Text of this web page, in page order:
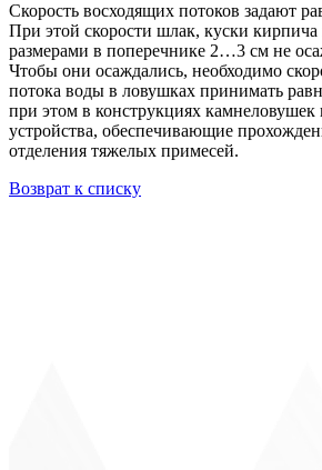
Скорость восходящих потоков задают
При этой скорости шлак, куски кирпича
размерами в поперечнике 2…3 см не
Чтобы они осаждались, необходимо
потока воды в ловушках принимать
при этом в конструкциях камнеловушек
устройства, обеспечивающие
отделения тяжелых примесей.
Возврат к списку